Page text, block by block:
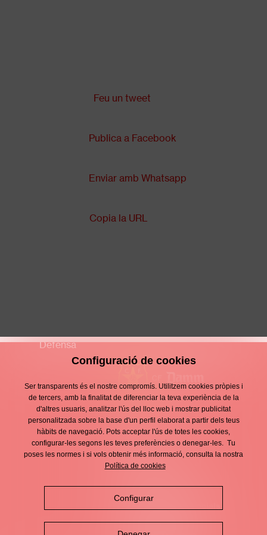
Feu un tweet
Publica a Facebook
Enviar amb Whatsapp
Copia la URL
Defensa
Enllaços
d'interès
Contacte
Footer
menu
Avís legal
Política de privacitat
Política de cookies
Política de xarxes socials
Configuració de cookies
Ser transparents és el nostre compromís. Utilitzem cookies pròpies i
de tercers, amb la finalitat de diferenciar la teva experiència de la
d'altres usuaris, analitzar l'ús del lloc web i mostrar publicitat
personalitzada sobre la base d'un perfil elaborat a partir dels teus
hàbits de navegació. Pots acceptar l'ús de totes les cookies,
configurar-les segons les teves preferències o denegar-les. Tu
poses les normes i si vols obtenir més informació, consulta la nostra
Política de cookies
Configurar